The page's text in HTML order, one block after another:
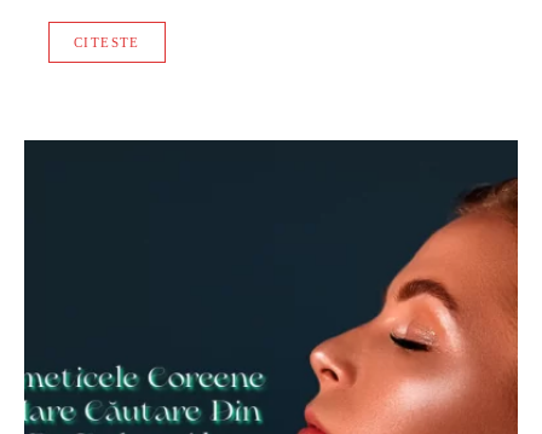
CITESTE